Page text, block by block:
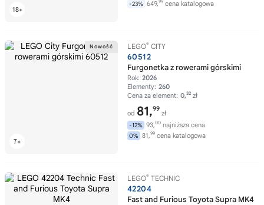
-23% 649,99 cena katalogowa
LEGO® CITY
60512
Furgonetka z rowerami górskimi
Rok: 2026
Elementy: 260
Cena za element: 0,32 zł
od 81,99
zł
-12% 93,00 najniższa cena
0% 81,99 cena katalogowa
LEGO® TECHNIC
42204
Fast and Furious Toyota Supra MK4